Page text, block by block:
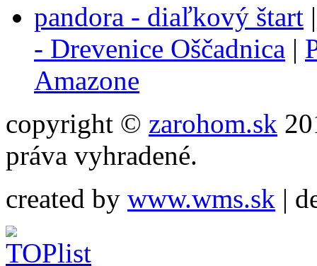
pandora - diaľkový štart
- Drevenice Oščadnica |
Amazone
copyright © zarohom.sk
práva vyhradené.
created by www.wms.sk |